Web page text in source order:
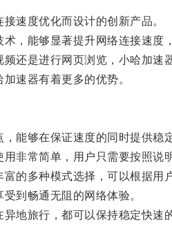
度优化而设计的创新产品。
能够显著提升网络连接速度
是进行网页浏览，小哈加速
速器有着更多的优势。
够在保证速度的同时提供稳
常简单，用户只需要按照说
多种模式选择，可以根据用
到畅通无阻的网络体验。
旅行，都可以保持稳定快速的